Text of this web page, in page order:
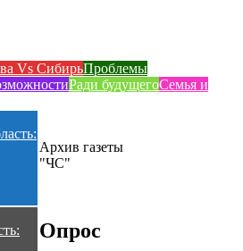
Vs СибирьПроблемы
Ради будущегоСемья и
Архив газеты
"ЧС"
Опрос